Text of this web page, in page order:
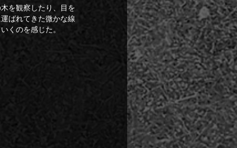
を観察したり、目を
ばれてきた微かな線
くのを感じた。